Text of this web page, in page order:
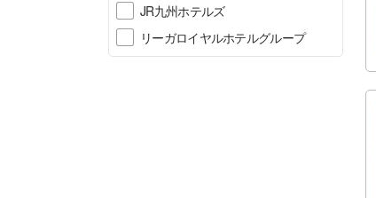
JR九州ホテルズ
リーガロイヤルホテルグループ